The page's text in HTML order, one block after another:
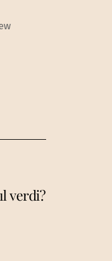
verdi?